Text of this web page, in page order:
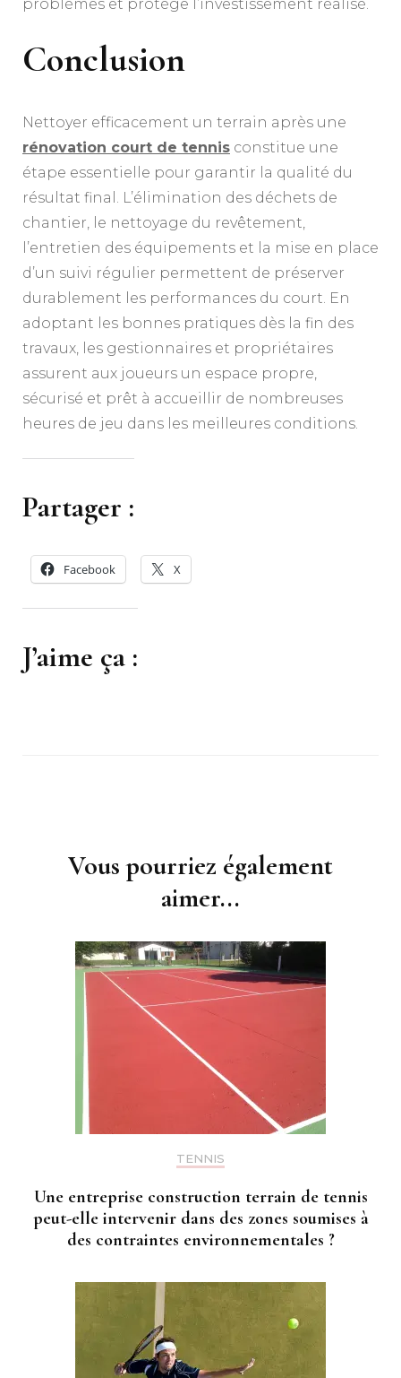
problèmes et protège l’investissement réalisé.
Conclusion
Nettoyer efficacement un terrain après une
rénovation court de tennis constitue une
étape essentielle pour garantir la qualité du
résultat final. L’élimination des déchets de
chantier, le nettoyage du revêtement,
l’entretien des équipements et la mise en place
d’un suivi régulier permettent de préserver
durablement les performances du court. En
adoptant les bonnes pratiques dès la fin des
travaux, les gestionnaires et propriétaires
assurent aux joueurs un espace propre,
sécurisé et prêt à accueillir de nombreuses
heures de jeu dans les meilleures conditions.
Partager :
Facebook X
J’aime ça :
Vous pourriez également
aimer...
TENNIS
Une entreprise construction terrain de tennis
peut-elle intervenir dans des zones soumises à
des contraintes environnementales ?